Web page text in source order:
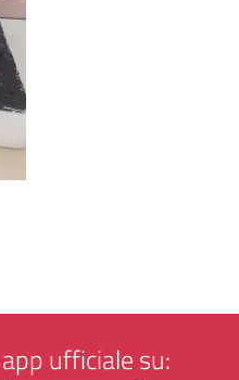
ufficiale su: